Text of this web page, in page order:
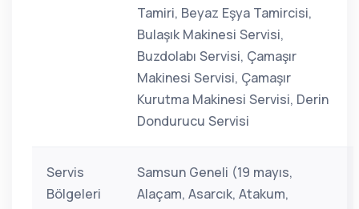
Tamiri, Beyaz Eşya Tamircisi,
Bulaşık Makinesi Servisi,
Buzdolabı Servisi, Çamaşır
Makinesi Servisi, Çamaşır
Kurutma Makinesi Servisi, Derin
Dondurucu Servisi
Servis
Bölgeleri
Samsun Geneli (19 mayıs,
Alaçam, Asarcık, Atakum,